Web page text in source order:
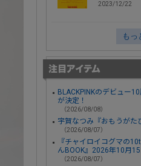
2023/12/22
もっ
BLACKPINKのデビュー
が決定！
（2026/08/08）
宇賀なつみ『おもうが
（2026/08/07）
『チャイロイコグマの
んBOOK』2026年10月
（2026/08/07）